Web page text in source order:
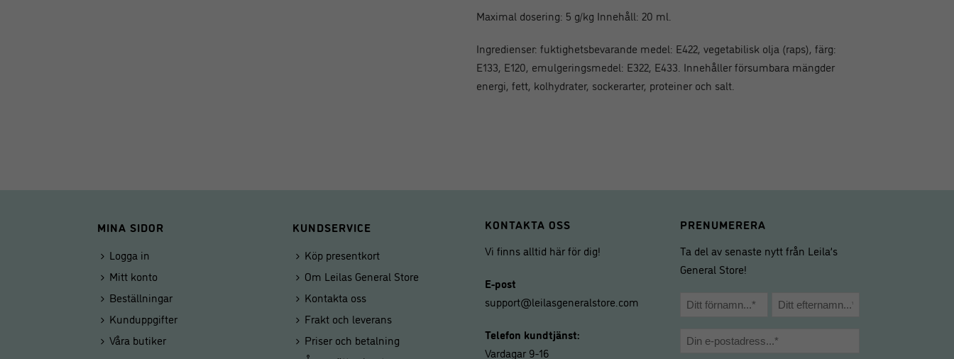
Maximal dosering: 5 g/kg Innehåll: 20 ml.
Ingredienser: fuktighetsbevarande medel: E422, vegetabilisk olja (raps), färg:
E133, E120, emulgeringsmedel: E322, E433. Innehåller försumbara mängder
energi, fett, kolhydrater, sockerarter, proteiner och salt.
MINA SIDOR
Logga in
Mitt konto
Beställningar
Kunduppgifter
Våra butiker
KUNDSERVICE
Köp presentkort
Om Leilas General Store
Kontakta oss
Frakt och leverans
Priser och betalning
KONTAKTA OSS
Vi finns alltid här för dig!
E-post
support@leilasgeneralstore.com
Telefon kundtjänst:
Vardagar 9-16
PRENUMERERA
Ta del av senaste nytt från Leila’s
General Store!
Namn
E-